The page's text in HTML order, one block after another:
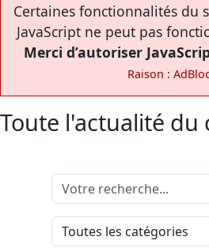
Certaines fonctionnalités du
JavaScript ne peut pas
Merci d’autoriser
Raison :
Toute l'actualité du